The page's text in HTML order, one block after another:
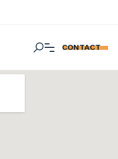
CONTACT